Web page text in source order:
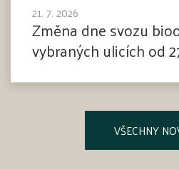
21. 7. 2026
Změna dne svozu
vybraných ulicích od
VŠECHNY